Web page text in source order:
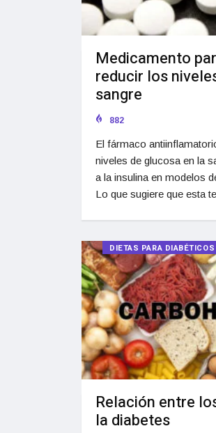
Medicamento
reducir los
sangre
882
El fármaco
niveles de glucosa en la
a la insulina en modelos
Lo que sugiere que esta
DIETAS PARA DIABÉTICOS
Relación entre
la diabetes